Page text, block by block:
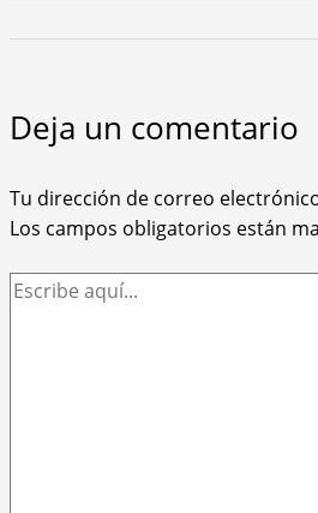
Deja un comentario
Tu dirección de correo
Los campos obligatorios están
Escribe